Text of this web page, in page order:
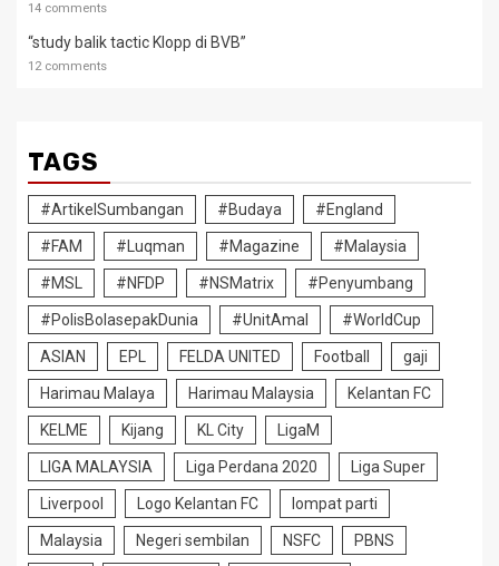
14 comments
“study balik tactic Klopp di BVB”
12 comments
TAGS
#ArtikelSumbangan #Budaya #England
#FAM #Luqman #Magazine #Malaysia
#MSL #NFDP #NSMatrix #Penyumbang
#PolisBolasepakDunia #UnitAmal #WorldCup
ASIAN EPL FELDA UNITED Football gaji
Harimau Malaya Harimau Malaysia Kelantan FC
KELME Kijang KL City LigaM
LIGA MALAYSIA Liga Perdana 2020 Liga Super
Liverpool Logo Kelantan FC lompat parti
Malaysia Negeri sembilan NSFC PBNS